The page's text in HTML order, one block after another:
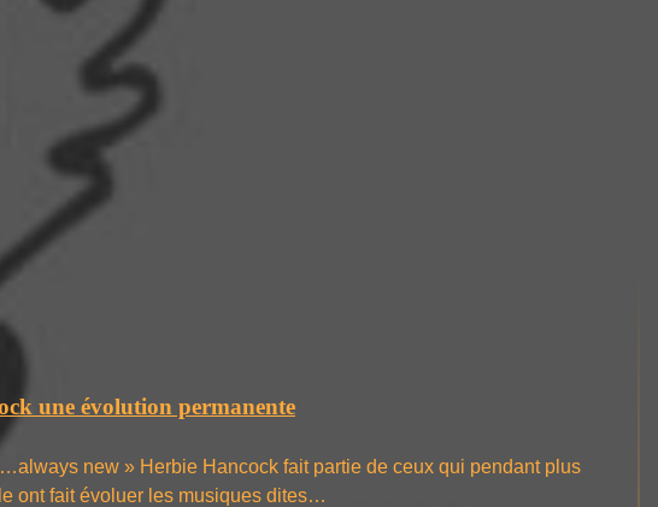
une évolution permanente
new » Herbie Hancock fait partie de ceux qui pendant plus
ont fait évoluer les musiques dites…